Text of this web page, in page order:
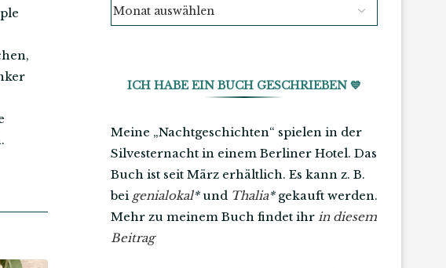
ICH HABE EIN BUCH GESCHRIEBEN 💙
Meine „Nachtgeschichten“ spielen in der
Silvesternacht in einem Berliner Hotel. Das
Buch ist seit März erhältlich. Es kann z. B.
bei genialokal*und Thalia*gekauft werden.
Mehr zu meinem Buch findet ihr in diesem
Beitrag